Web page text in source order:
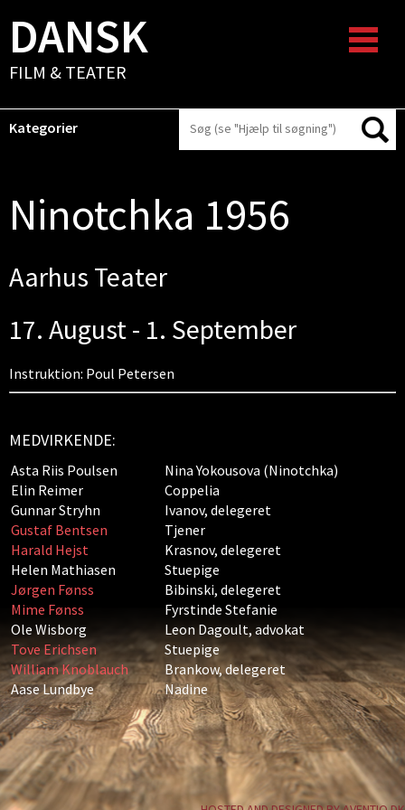
DANSK
FILM & TEATER
Kategorier
Ninotchka 1956
Aarhus Teater
17. August - 1. September
Instruktion: Poul Petersen
MEDVIRKENDE:
Asta Riis Poulsen
Nina Yokousova (Ninotchka)
Elin Reimer
Coppelia
Gunnar Stryhn
Ivanov, delegeret
Gustaf Bentsen
Tjener
Harald Hejst
Krasnov, delegeret
Helen Mathiasen
Stuepige
Jørgen Fønss
Bibinski, delegeret
Mime Fønss
Fyrstinde Stefanie
Ole Wisborg
Leon Dagoult, advokat
Tove Erichsen
Stuepige
William Knoblauch
Brankow, delegeret
Aase Lundbye
Nadine